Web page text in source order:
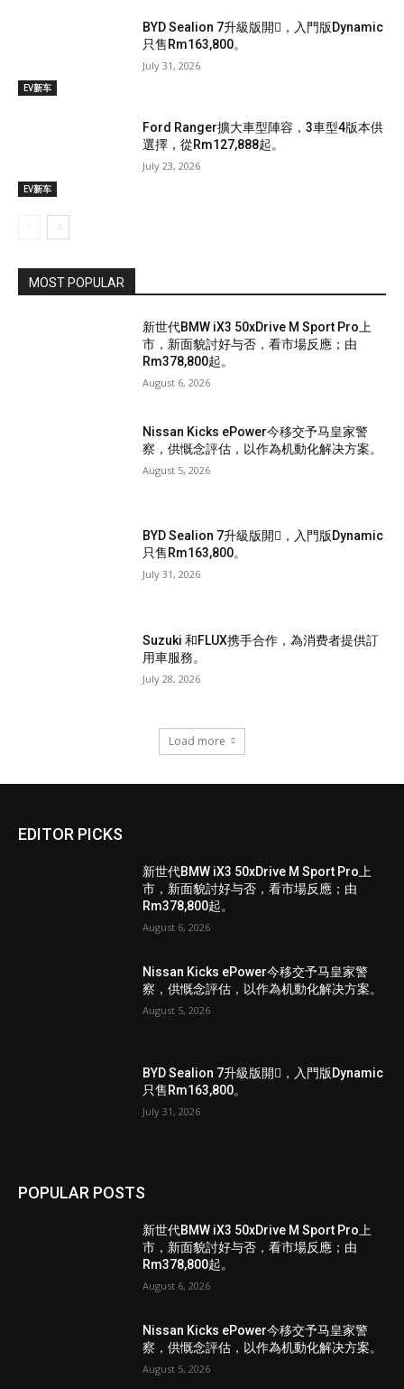
EV新车
BYD Sealion 7升級版開𧷗，入門版Dynamic
只售Rm163,800。
July 31, 2026
EV新车
Ford Ranger擴大車型陣容，3車型4版本供
選擇，從Rm127,888起。
July 23, 2026
MOST POPULAR
新世代BMW iX3 50xDrive M Sport Pro上
市，新面貌討好与否，看市場反應；由
Rm378,800起。
August 6, 2026
Nissan Kicks ePower今移交予马皇家警
察，供慨念評估，以作為机動化解决方案。
August 5, 2026
BYD Sealion 7升級版開𧷗，入門版Dynamic
只售Rm163,800。
July 31, 2026
Suzuki 和FLUX携手合作，為消费者提供訂
用車服務。
July 28, 2026
Load more
EDITOR PICKS
新世代BMW iX3 50xDrive M Sport Pro上
市，新面貌討好与否，看市場反應；由
Rm378,800起。
August 6, 2026
Nissan Kicks ePower今移交予马皇家警
察，供慨念評估，以作為机動化解决方案。
August 5, 2026
BYD Sealion 7升級版開𧷗，入門版Dynamic
只售Rm163,800。
July 31, 2026
POPULAR POSTS
新世代BMW iX3 50xDrive M Sport Pro上
市，新面貌討好与否，看市場反應；由
Rm378,800起。
August 6, 2026
Nissan Kicks ePower今移交予马皇家警
察，供慨念評估，以作為机動化解决方案。
August 5, 2026